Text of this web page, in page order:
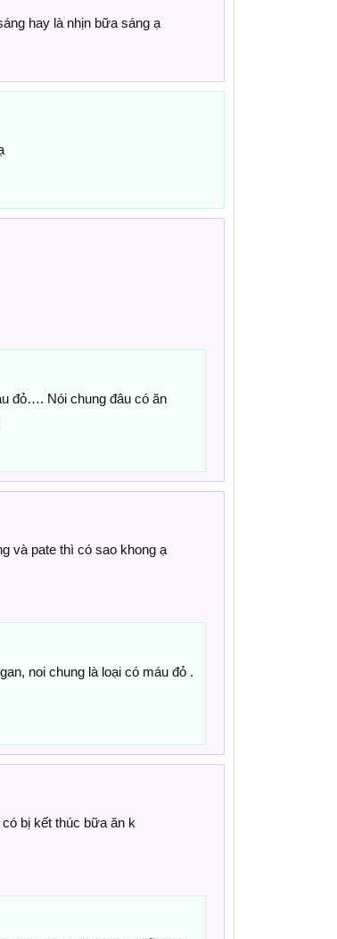
hay là nhịn bữa sáng ạ
đỏ…. Nói chung đâu có ăn
và pate thì có sao khong ạ
noi chung là loại có máu đỏ .
bị kết thúc bữa ăn k